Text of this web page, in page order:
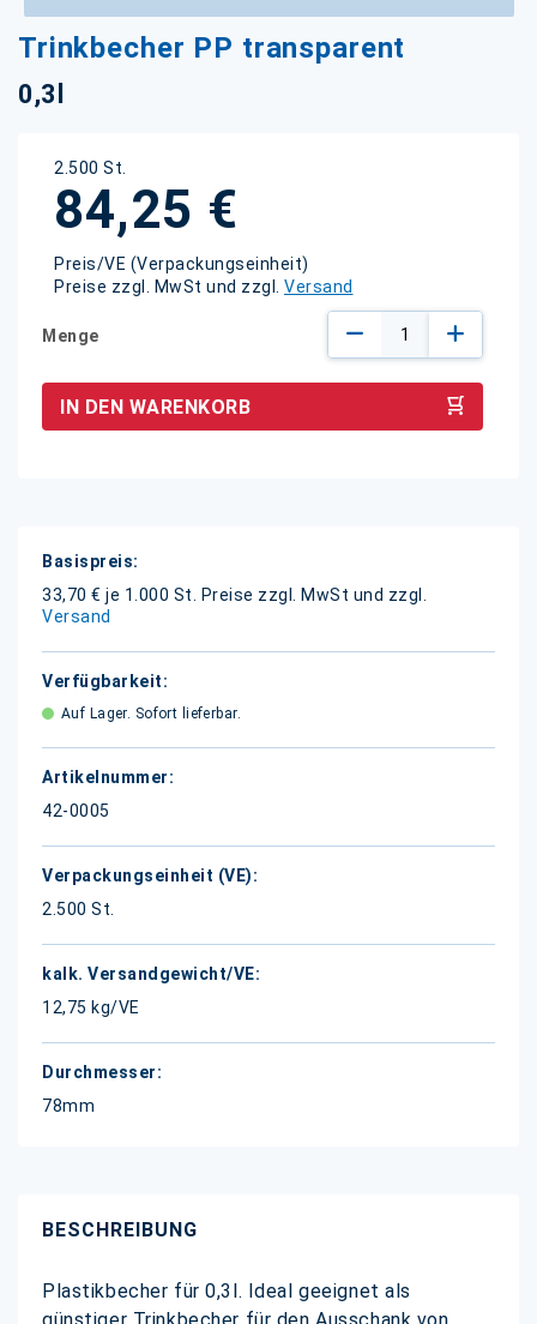
Trinkbecher PP transparent
0,3l
2.500 St.
84,25 €
Preis/VE (Verpackungseinheit)
Preise zzgl. MwSt und zzgl. Versand
Menge
IN DEN WARENKORB
Weitere
Informationen
33,70 € je 1.000 St.
Preise zzgl. MwSt und zzgl.
Versand
Auf Lager. Sofort lieferbar.
42-0005
2.500 St.
12,75 kg/VE
78mm
Zum
Anfang
der
Bildgalerie
BESCHREIBUNG
Plastikbecher für 0,3l. Ideal geeignet als